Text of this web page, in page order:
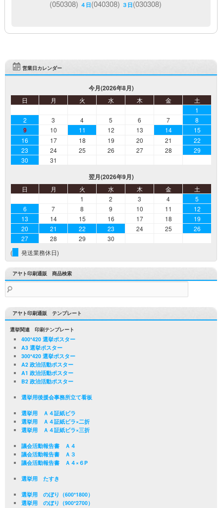
(050308) ４日(040308) ３日(030308)
営業日カレンダー
今月(2026年8月)
日 月 火 水 木 金
土
1
2
3 4 5 6 7 8
9 10 11 12 13 14
15
16
17 18 19 20 21
22
23
24 25 26 27 28
29
30
31
翌月(2026年9月)
日 月 火 水 木 金
土
1
2 3 4
5
6
7 8 9 10 11
12
13
14 15 16 17 18
19
20
21 22 23 24 25
26
27
28 29
30
(
発送業務休日)
アヤト印刷通販 商品検索
検
索:
アヤト印刷通販 テンプレート
選挙関連 印刷テンプレート
400*420 選挙ポスター
A3 選挙ポスター
300*420 選挙ポスター
A2 政治活動ポスター
A1 政治活動ポスター
B2 政治活動ポスター
選挙用後援会事務所立て看板
選挙用 Ａ４証紙ビラ
選挙用 Ａ４証紙ビラ×二折
選挙用 Ａ４証紙ビラ×三折
議会活動報告書 Ａ４
議会活動報告書 Ａ３
議会活動報告書 Ａ４×６P
選挙用 たすき
選挙用 のぼり（600*1800）
選挙用 のぼり（900*2700）